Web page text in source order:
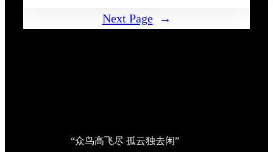
Next Page →
“众鸟高飞尽 孤云独去闲”